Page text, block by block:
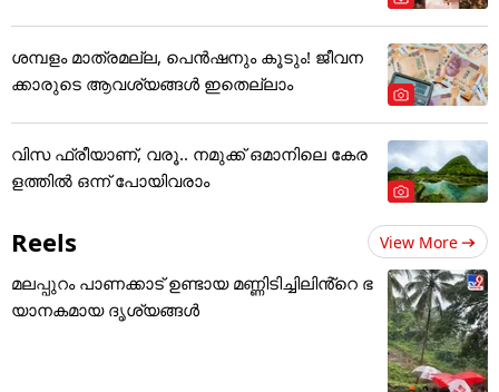
ശമ്പളം മാത്രമല്ല, പെൻഷനും കൂടും! ജീവന
ക്കാരുടെ ആവശ്യങ്ങൾ ഇതെല്ലാം
വിസ ഫ്രീയാണ്, വരൂ.. നമുക്ക് ഒമാനിലെ കേര
ളത്തിൽ ഒന്ന് പോയിവരാം
Reels View More
മലപ്പുറം പാണക്കാട് ഉണ്ടായ മണ്ണിടിച്ചിലിൻ്റെ ഭ
യാനകമായ ദൃശ്യങ്ങൾ